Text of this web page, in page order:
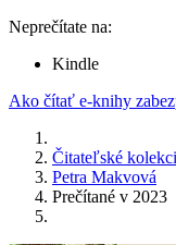
Neprečítate na:
Kindle
Ako čítať e-knihy
Čitateľské
Petra Makvová
Prečítané v 2023